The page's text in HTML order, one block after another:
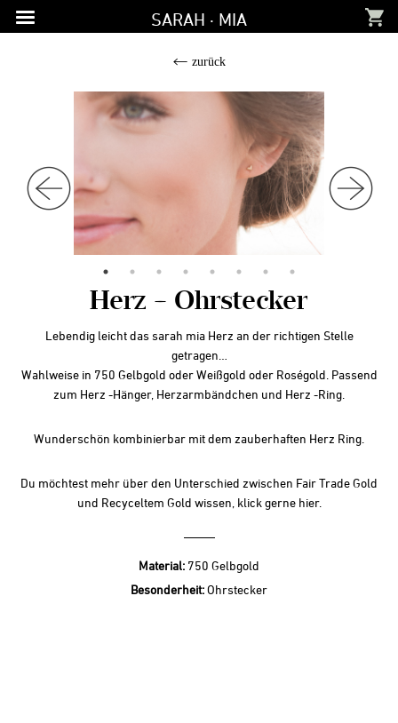
Zur
Hauptnavigation
Zum
Inhalt
Zur
Fußzeile
SARAH · MIA
zurück
Herz – Ohrstecker
Lebendig leicht das sarah mia Herz an der richtigen Stelle
getragen…
Wahlweise in 750 Gelbgold oder Weißgold oder Roségold. Passend
zum Herz -Hänger, Herzarmbändchen und Herz -Ring.
Wunderschön kombinierbar mit dem zauberhaften Herz Ring
Du möchtest mehr über den Unterschied zwischen Fair Trade Gold
und Recyceltem Gold wissen, klick gernehier.
Material: 750 Gelbgold
Besonderheit:Ohrstecker